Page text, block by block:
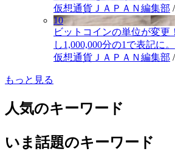
仮想通貨ＪＡＰＡＮ編集部 /
10
ビットコインの単位が変
し1,000,000分の1で表記に。
仮想通貨ＪＡＰＡＮ編集部 /
もっと見る
人気のキーワード
いま話題のキーワード